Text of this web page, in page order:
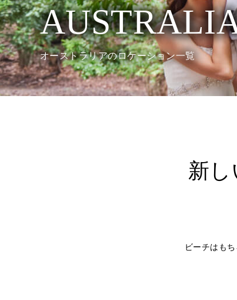
オーストラリアのロケーション一覧
新し
ビーチはも